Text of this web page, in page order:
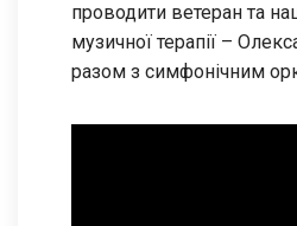
проводити ветеран та
музичної терапії –
разом з симфонічним